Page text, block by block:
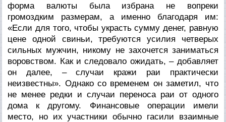
форма валюты была избрана не вопреки
громоздким размерам, а именно благодаря им:
«Если для того, чтобы украсть сумму денег, равную
цене одной свиньи, требуются усилия четверых
сильных мужчин, никому не захочется заниматься
воровством. Как и следовало ожидать, – добавляет
он далее, – случаи кражи раи практически
неизвестны». Однако со временем он заметил, что
не менее редки и случаи переноса раи от одного
дома к другому. Финансовые операции имели
место, но их участники обычно гасили взаимные